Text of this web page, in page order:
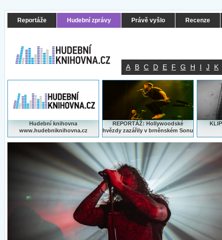
Reportáže Hudební zprávy Právě vyšlo Recenze
A B C D E F G H I J K
Hudební knihovna
www.hudebniknihovna.cz
REPORTÁŽ: Hollywoodské
hvězdy zazářily v brněnském Sonu